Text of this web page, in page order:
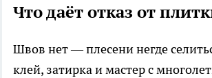
Что даёт отказ от
Швов нет — плесени негде
клей, затирка и мастер с